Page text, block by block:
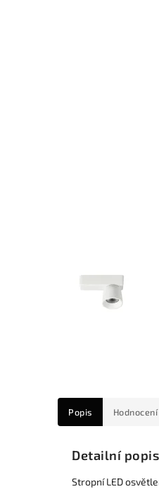
Popis Hodnocení
Detailní
Stropní LED